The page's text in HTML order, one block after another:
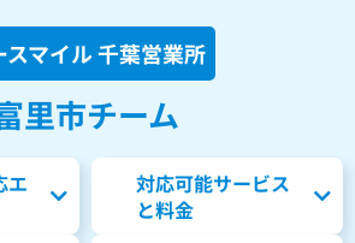
スマイル 千葉営業所
里市チーム
エ
対応可能サービス
と料金